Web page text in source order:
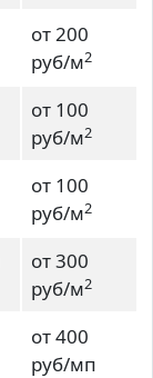
от 200
руб/м2
от 100
руб/м2
от 100
руб/м2
от 300
руб/м2
от 400
руб/мп